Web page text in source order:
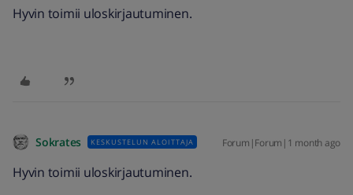
Hyvin toimii uloskirjautuminen.
Sokrates KESKUSTELUN ALOITTAJA Forum|Forum|1 month ago
Hyvin toimii uloskirjautuminen.